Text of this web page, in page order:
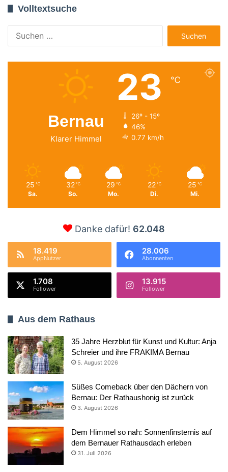
Volltextsuche
nach:
Bernau
Klarer Himmel
23 ℃
26º - 15º
46%
0.77 km/h
25 ℃
Sa.
32 ℃
So.
29 ℃
Mo.
22 ℃
Di.
25 ℃
Mi.
Danke dafür! 62.048
18.419
AppNutzer
28.006
Abonnenten
1.708
Follower
13.915
Follower
Aus dem Rathaus
35 Jahre Herzblut für Kunst und Kultur: Anja
Schreier und ihre FRAKIMA Bernau
5. August 2026
Süßes Comeback über den Dächern von
Bernau: Der Rathaushonig ist zurück
3. August 2026
Dem Himmel so nah: Sonnenfinsternis auf
dem Bernauer Rathausdach erleben
31. Juli 2026